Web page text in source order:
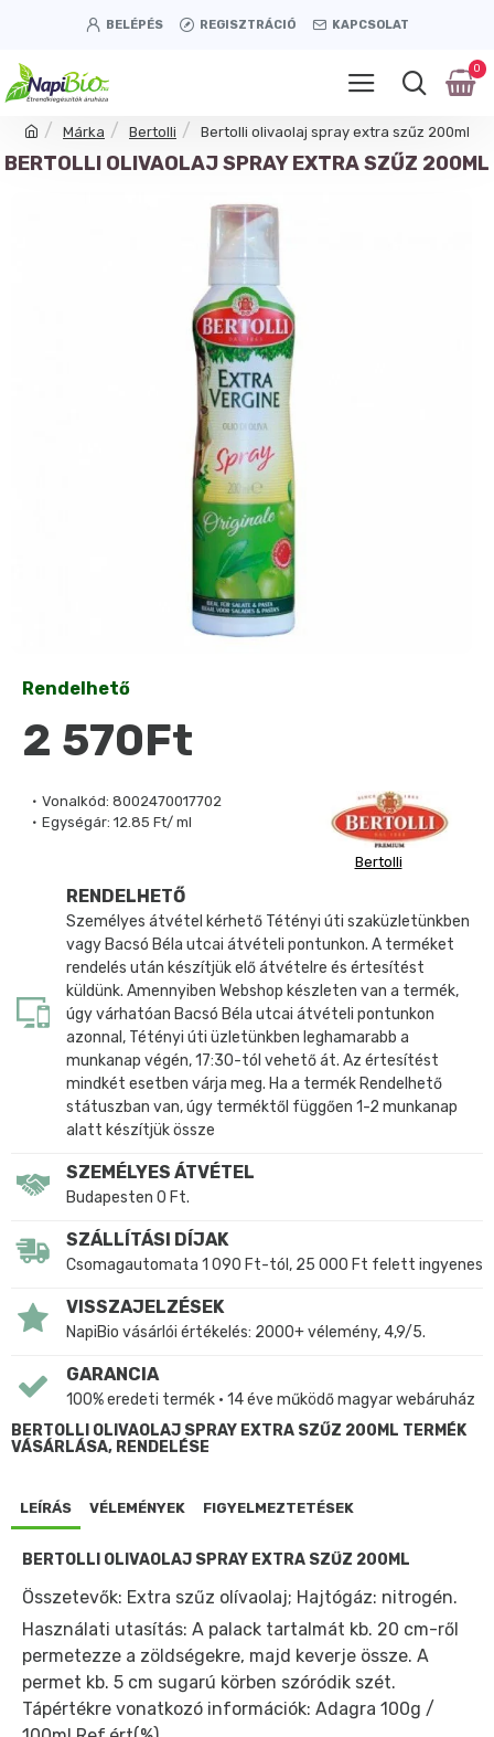
BELÉPÉS REGISZTRÁCIÓ KAPCSOLAT
0
Márka Bertolli Bertolli olivaolaj spray extra szűz 200ml
BERTOLLI OLIVAOLAJ SPRAY EXTRA SZŰZ 200ML
Vonalkód: 8002470017702
Egységár: 12.85 Ft/ ml
Bertolli
Rendelhető
2 570Ft
RENDELHETŐ
Személyes átvétel kérhető Tétényi úti szaküzletünkben
vagy Bacsó Béla utcai átvételi pontunkon. A terméket
rendelés után készítjük elő átvételre és értesítést
küldünk. Amennyiben Webshop készleten van a termék,
úgy várhatóan Bacsó Béla utcai átvételi pontunkon
azonnal, Tétényi úti üzletünkben leghamarabb a
munkanap végén, 17:30-tól vehető át. Az értesítést
mindkét esetben várja meg. Ha a termék Rendelhető
státuszban van, úgy terméktől függően 1-2 munkanap
alatt készítjük össze
SZEMÉLYES ÁTVÉTEL
Budapesten 0 Ft.
SZÁLLÍTÁSI DÍJAK
Csomagautomata 1 090 Ft-tól, 25 000 Ft felett ingyenes
VISSZAJELZÉSEK
NapiBio vásárlói értékelés: 2000+ vélemény, 4,9/5.
GARANCIA
100% eredeti termék • 14 éve működő magyar webáruház
BERTOLLI OLIVAOLAJ SPRAY EXTRA SZŰZ 200ML TERMÉK
VÁSÁRLÁSA, RENDELÉSE
LEÍRÁS VÉLEMÉNYEK FIGYELMEZTETÉSEK
BERTOLLI OLIVAOLAJ SPRAY EXTRA SZŰZ 200ML
Összetevők: Extra szűz olívaolaj; Hajtógáz: nitrogén.
Használati utasítás: A palack tartalmát kb. 20 cm-ről
permetezze a zöldségekre, majd keverje össze. A
permet kb. 5 cm sugarú körben szóródik szét.
Tápértékre vonatkozó információk: Adagra 100g /